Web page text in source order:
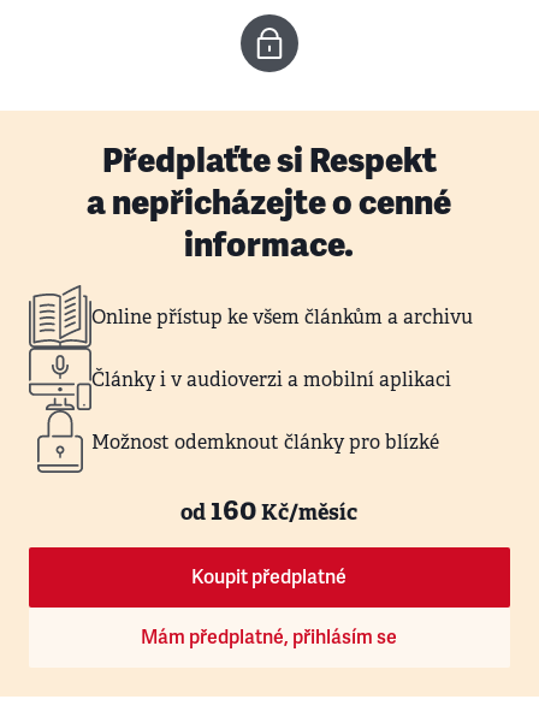
Předplaťte si Respekt
a nepřicházejte o cenné
informace.
Online přístup ke všem článkům a archivu
Články i v audioverzi a mobilní aplikaci
Možnost odemknout články pro blízké
od160Kč/měsíc
Koupit předplatné
Mám předplatné, přihlásím se